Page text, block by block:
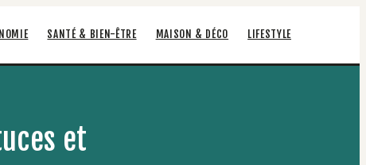
SANTÉ & BIEN-ÊTRE MAISON & DÉCO LIFESTYLE
et